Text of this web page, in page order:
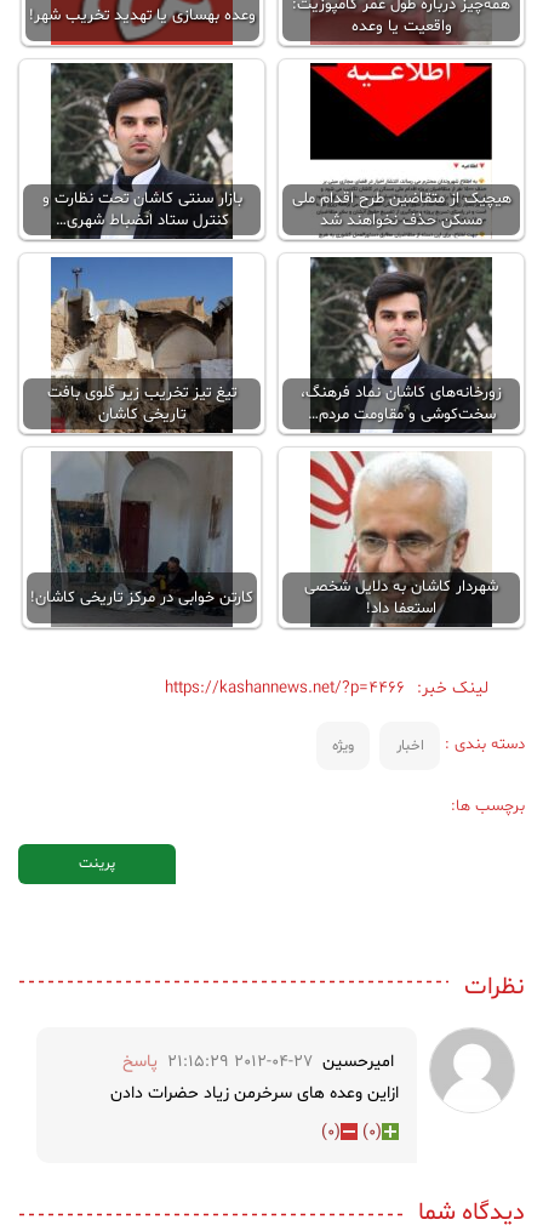
واقعیت یا وعده
وعده بهسازی یا تهدید تخریب شهر!
هیچیک از متقاضین طرح اقدام ملی
مسکن حذف نخواهند شد
بازار سنتی کاشان تحت نظارت و
کنترل ستاد انضباط شهری…
زورخانه‌های کاشان نماد فرهنگ،
سخت‌کوشی و مقاومت مردم…
تیغ تیز تخریب زیر گلوی بافت
تاریخی کاشان
شهردار کاشان به دلایل شخصی
استعفا داد!
کارتن خوابی در مرکز تاریخی کاشان!
لینک خبر: https://kashannews.net/?p=4466
دسته بندی : اخبار ویژه
برچسب ها:
پرینت
نظرات
امیرحسین 2012-04-27 21:15:29
پاسخ
ازاین وعده های سرخرمن زیاد حضرات دادن
(
0
)
(
0
)
دیدگاه شما